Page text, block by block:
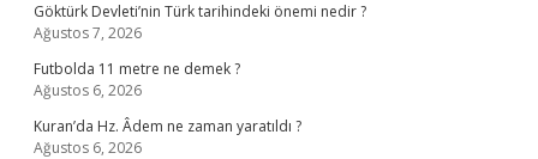
Göktürk Devleti’nin Türk tarihindeki önemi nedir ?
Ağustos 7, 2026
Futbolda 11 metre ne demek ?
Ağustos 6, 2026
Kuran’da Hz. Âdem ne zaman yaratıldı ?
Ağustos 6, 2026